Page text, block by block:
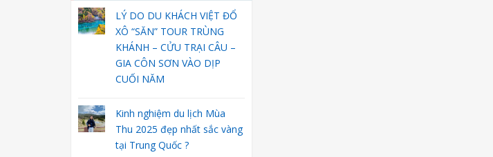
LÝ DO DU KHÁCH VIỆT ĐỔ
XÔ “SĂN” TOUR TRÙNG
KHÁNH – CỬU TRẠI CÂU –
GIA CÔN SƠN VÀO DỊP
CUỐI NĂM
Kinh nghiệm du lịch Mùa
Thu 2025 đẹp nhất sắc vàng
tại Trung Quốc ?